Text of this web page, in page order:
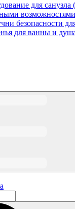
для санузла
безопасности
для ванны и